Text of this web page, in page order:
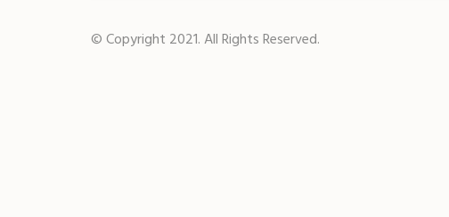
© Copyright 2021. All Rights Reserved.